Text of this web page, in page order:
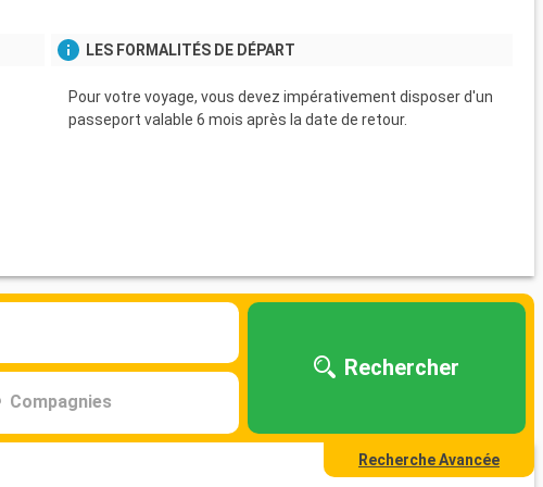
LES FORMALITÉS DE DÉPART
Pour votre voyage, vous devez impérativement disposer d'un
passeport valable 6 mois après la date de retour.
Compagnies
Rechercher
Recherche Avancée